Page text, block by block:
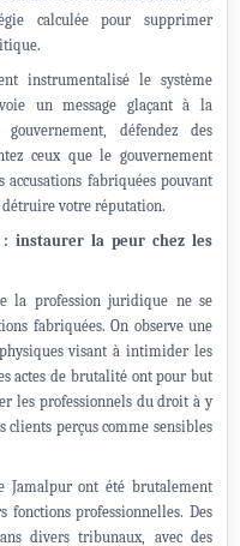
calculée pour supprimer
instrumentalisé le système
un message glaçant à la
défendez des
ceux que le gouvernement
fabriquées pouvant
votre réputation.
instaurer la peur chez les
la profession juridique ne se
fabriquées. On observe une
visant à intimider les
actes de brutalité ont pour but
les professionnels du droit à y
clients perçus comme sensibles
Jamalpur ont été brutalement
fonctions professionnelles. Des
divers tribunaux, avec des